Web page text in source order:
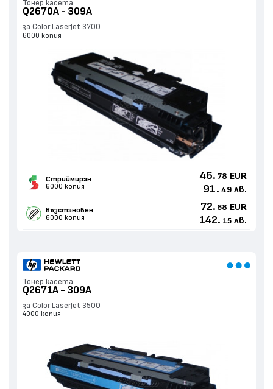
Тонер касета
Q2670A - 309A
за Color LaserJet 3700
6000 копия
Стриймиран
6000 копия
46. 78 EUR
91. 49 лв.
Възстановен
6000 копия
72. 68 EUR
142. 15 лв.
Тонер касета
Q2671A - 309A
за Color LaserJet 3500
4000 копия